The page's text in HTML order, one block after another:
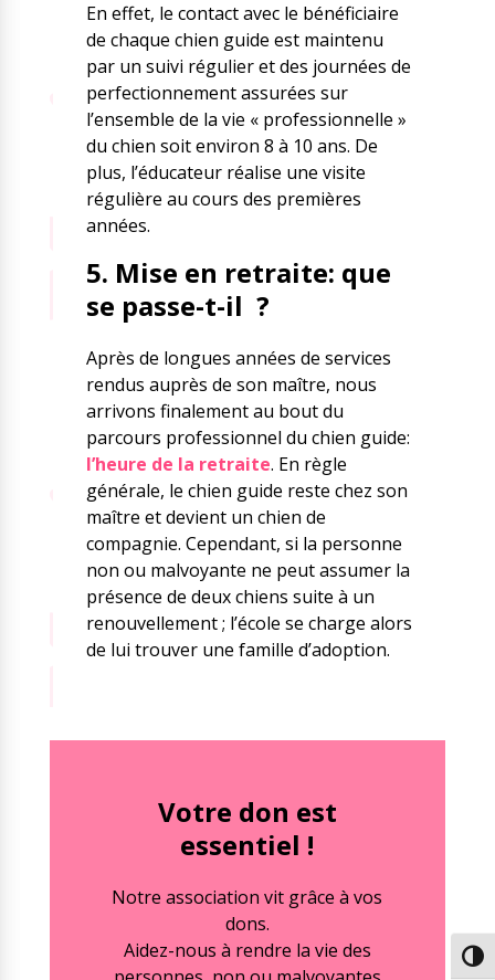
En effet, le contact avec le bénéficiaire
de chaque chien guide est maintenu
par un suivi régulier et des journées de
perfectionnement assurées sur
l’ensemble de la vie « professionnelle »
du chien soit environ 8 à 10 ans. De
plus, l’éducateur réalise une visite
régulière au cours des premières
années.
5. Mise en retraite: que
se passe-t-il ?
Après de longues années de services
rendus auprès de son maître, nous
arrivons finalement au bout du
parcours professionnel du chien guide:
l’heure de la retraite. En règle
générale, le chien guide reste chez son
maître et devient un chien de
compagnie. Cependant, si la personne
non ou malvoyante ne peut assumer la
présence de deux chiens suite à un
renouvellement ; l’école se charge alors
de lui trouver une famille d’adoption.
Votre don est
essentiel !
Notre association vit grâce à vos
dons.
Aidez-nous à rendre la vie des